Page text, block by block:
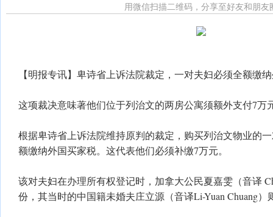
用微信扫描二维码，分享至好友和朋友
【明报专讯】卑诗省上诉法院裁定，一对夫妇必须全额缴
这项裁决意味著他们位于列治文的两房公寓须额外支付7万
根据卑诗省上诉法院维持原判的裁定，购买列治文物业的
额缴纳外国买家税。这代表他们必须补缴7万元。
该对夫妇在办理所有权登记时，加拿大公民夏嘉雯（音译
份，其当时的中国籍未婚夫庄立源（音译Li-Yuan Chuang）